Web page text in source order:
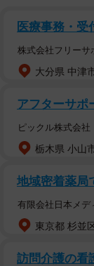
学校の同級生と
ている姿を見て
交流できている
しかし、学校が
です。
数が増えていく
ある日、Aくんが
に答えたそうです
医療事務・受
株式会社フリーサ
大分県 中津
アフターサポ
ピックル株式会社
栃木県 小山
地域密着薬局
有限会社日本メデ
東京都 杉並
訪問介護の看